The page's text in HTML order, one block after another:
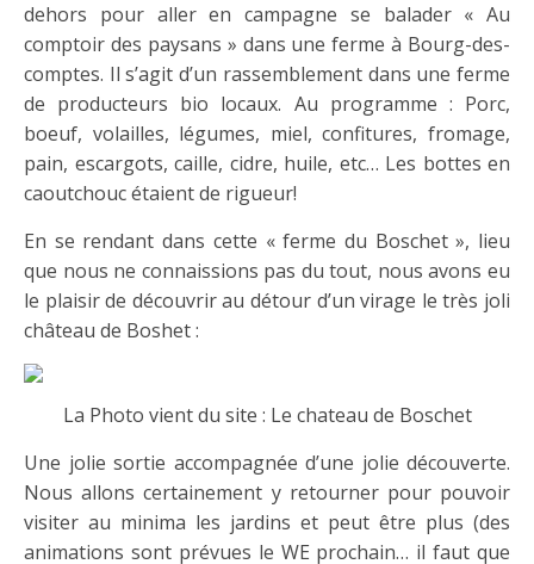
dehors pour aller en campagne se balader « Au
comptoir des paysans » dans une ferme à Bourg-des-
comptes. Il s’agit d’un rassemblement dans une ferme
de producteurs bio locaux. Au programme : Porc,
boeuf, volailles, légumes, miel, confitures, fromage,
pain, escargots, caille, cidre, huile, etc… Les bottes en
caoutchouc étaient de rigueur!
En se rendant dans cette « ferme du Boschet », lieu
que nous ne connaissions pas du tout, nous avons eu
le plaisir de découvrir au détour d’un virage le très joli
château de Boshet :
La Photo vient du site : Le chateau de Boschet
Une jolie sortie accompagnée d’une jolie découverte.
Nous allons certainement y retourner pour pouvoir
visiter au minima les jardins et peut être plus (des
animations sont prévues le WE prochain… il faut que